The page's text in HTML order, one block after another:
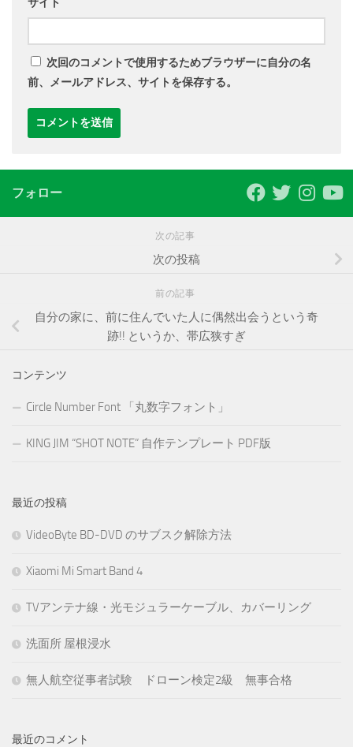
サイト
次回のコメントで使用するためブラウザーに自分の名
前、メールアドレス、サイトを保存する。
フォロー
次の記事
次の投稿
前の記事
自分の家に、前に住んでいた人に偶然出会うという奇
跡!! というか、帯広狭すぎ
コンテンツ
Circle Number Font 「丸数字フォント」
KING JIM “SHOT NOTE” 自作テンプレート PDF版
最近の投稿
VideoByte BD-DVD のサブスク解除方法
Xiaomi Mi Smart Band 4
TVアンテナ線・光モジュラーケーブル、カバーリング
洗面所 屋根浸水
無人航空従事者試験 ドローン検定2級 無事合格
最近のコメント